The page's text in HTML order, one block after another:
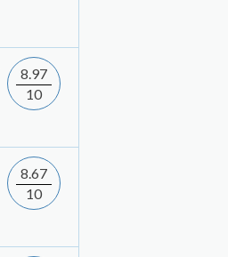
8.97
10
8.67
10